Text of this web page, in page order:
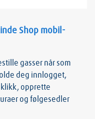
Shop mobil-
gasser når som
deg innlogget,
klikk, opprette
og følgesedler